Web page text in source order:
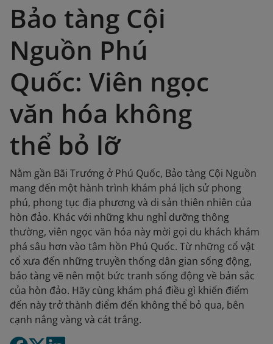
Bảo tàng Cội
Nguồn Phú
Quốc: Viên ngọc
văn hóa không
thể bỏ lỡ
Nằm gần Bãi Trướng ở Phú Quốc, Bảo tàng Cội Nguồn
mang đến một hành trình khám phá lịch sử phong
phú, phong tục địa phương và di sản thiên nhiên của
hòn đảo. Khác với những khu nghỉ dưỡng thông
thường, viên ngọc văn hóa này mời gọi du khách khám
phá sâu hơn vào tâm hồn Phú Quốc. Từ những cổ vật
cổ xưa đến những truyền thống dân gian sống động,
bảo tàng vẽ nên một bức tranh sống động về bản sắc
của hòn đảo. Hãy cùng khám phá điều gì khiến điểm
đến này trở thành điểm đến không thể bỏ qua, bên
cạnh nắng vàng và cát trắng.